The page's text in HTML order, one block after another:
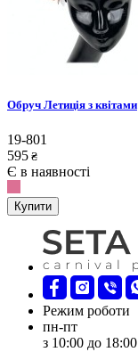
Обруч Летиція з квітами
19-801
595 ₴
Є в наявності
Купити
Режим роботи
пн-пт
з 10:00 до 18:00